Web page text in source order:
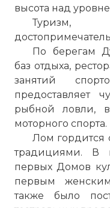
высота над
По берегам
баз отдыха,
занятий
предоставляет
рыбной ловли,
моторного спорта.
Лом
традициями. В
первых Домов
первым
также было